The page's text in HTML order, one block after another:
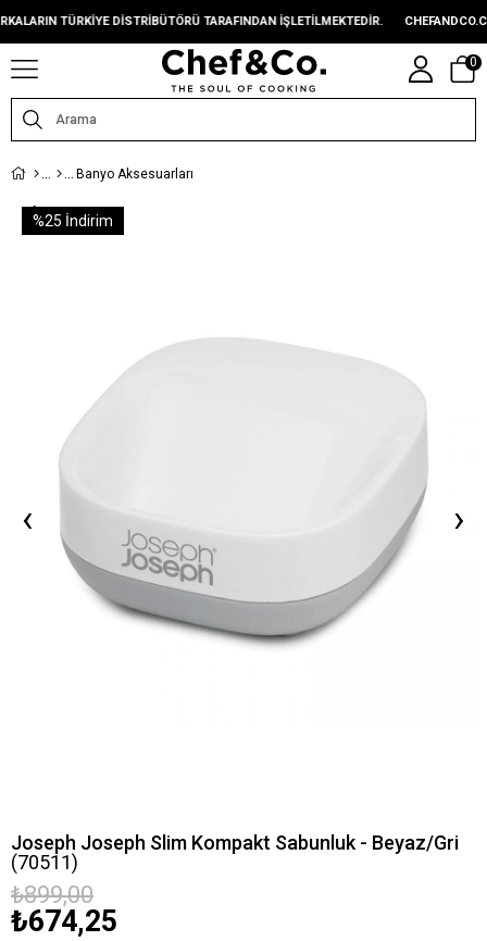
TÜRKIYE DISTRIBÜTÖRÜ TARAFINDAN IŞLETILMEKTEDIR.
0
Banyo Aksesuarları
‹ ›
%25 İndirim
Joseph Joseph Slim Kompakt Sabunluk - Beyaz/Gri
(70511)
₺899,00
₺674,25